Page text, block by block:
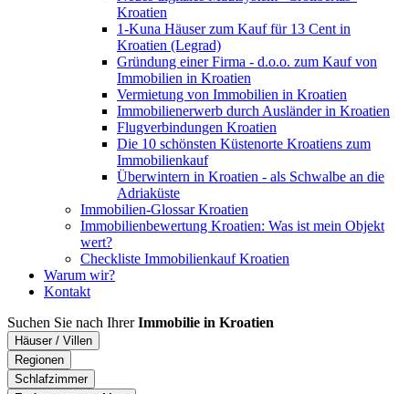
Kroatien
1-Kuna Häuser zum Kauf für 13 Cent in
Kroatien (Legrad)
Gründung einer Firma - d.o.o. zum Kauf von
Immobilien in Kroatien
Vermietung von Immobilien in Kroatien
Immobilienerwerb durch Ausländer in Kroatien
Flugverbindungen Kroatien
Die 10 schönsten Küstenorte Kroatiens zum
Immobilienkauf
Überwintern in Kroatien - als Schwalbe an die
Adriaküste
Immobilien-Glossar Kroatien
Immobilienbewertung Kroatien: Was ist mein Objekt
wert?
Checkliste Immobilienkauf Kroatien
Warum wir?
Kontakt
Suchen Sie nach IhrerImmobilie in Kroatien
Häuser / Villen
Regionen
Schlafzimmer